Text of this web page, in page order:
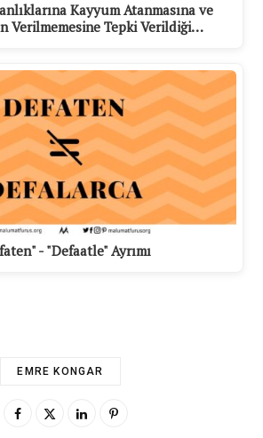
Kayyum Atanmasına ve
Verilmemesine Tepki Verildiği…
- "Defaatle" Ayrımı
EMRE KONGAR